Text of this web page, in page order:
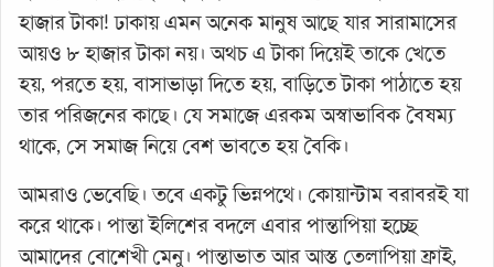
হাজার টাকা! ঢাকায় এমন অনেক মানুষ আছে যার সারামাসের
আয়ও ৮ হাজার টাকা নয়। অথচ এ টাকা দিয়েই তাকে খেতে
হয়, পরতে হয়, বাসাভাড়া দিতে হয়, বাড়িতে টাকা পাঠাতে হয়
তার পরিজনের কাছে। যে সমাজে এরকম অস্বাভাবিক বৈষম্য
থাকে, সে সমাজ নিয়ে বেশ ভাবতে হয় বৈকি।
আমরাও ভেবেছি। তবে একটু ভিন্নপথে। কোয়ান্টাম বরাবরই যা
করে থাকে। পান্তা ইলিশের বদলে এবার পান্তাপিয়া হচ্ছে
আমাদের বোশেখী মেনু। পান্তাভাত আর আস্ত তেলাপিয়া ফ্রাই,